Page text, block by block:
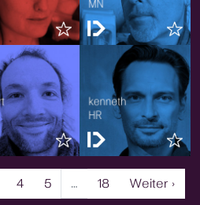
4 5 … 18 Weiter ›